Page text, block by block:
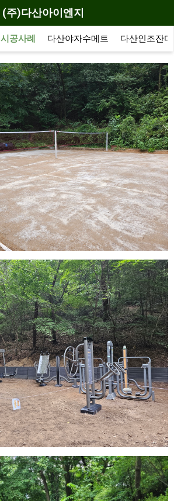
(주)다산아이엔지
시공사례 다산야자수메트 다산인조잔디